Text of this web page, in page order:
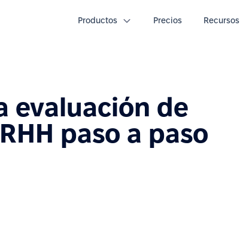
Productos Precios Recursos
evaluación de
paso a paso